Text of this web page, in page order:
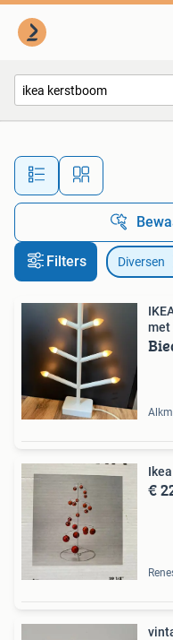
Alle
Filters Diversen
met
€